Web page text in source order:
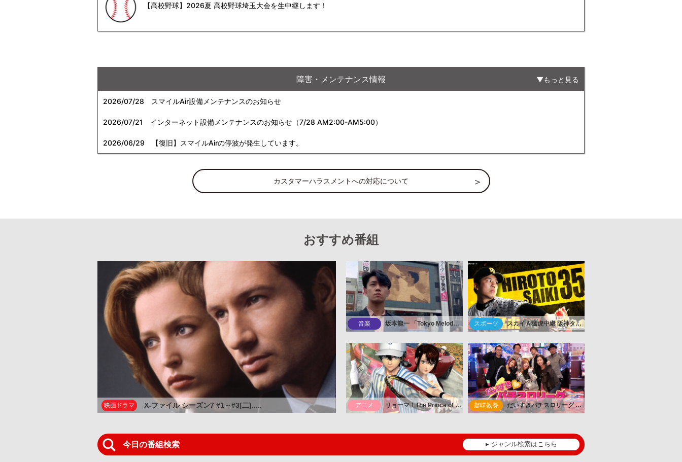
【高校野球】2026夏 高校野球埼玉大会を生中継します！
障害・メンテナンス情報 もっと見る
2026/07/28 スマイルAir設備メンテナンスのお知らせ
2026/07/21 インターネット設備メンテナンスのお知らせ（7/28 AM2:00-AM5:00）
2026/06/29 【復旧】スマイルAirの停波が発生しています。
カスタマーハラスメントへの対応について
おすすめ番組